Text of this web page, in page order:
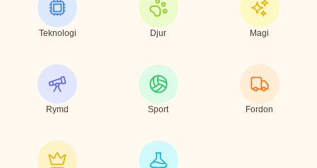
Teknologi Djur Magi
Rymd Sport Fordon